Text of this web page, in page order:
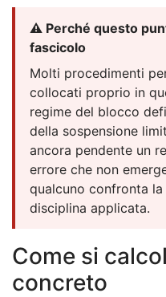
⚠️ Perché questo
fascicolo
Molti procedimenti
collocati proprio in
regime del blocco
della sospensione
ancora pendente un
errore che non
qualcuno confronta
disciplina applicata.
Come si
concreto